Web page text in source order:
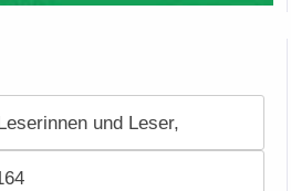
und Leser,